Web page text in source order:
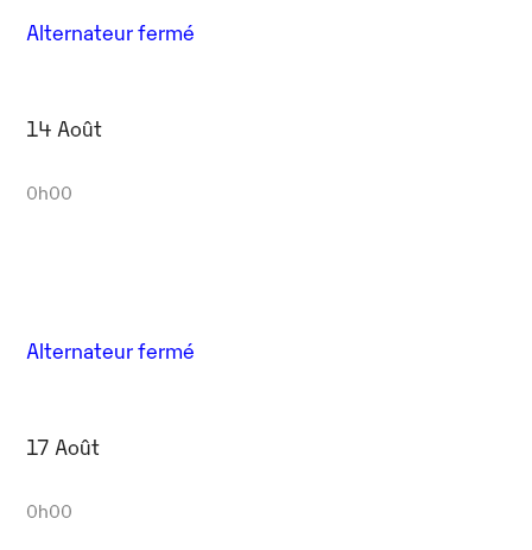
Alternateur fermé
14 Août
0h00
Alternateur fermé
17 Août
0h00